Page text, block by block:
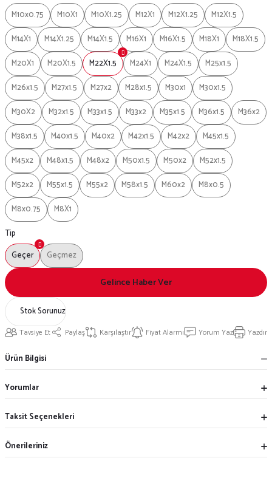
M10x0.75
M10X1 M10X1.25 M12X1 M12X1.25
M12X1.5
M14X1
M14X1.25 M14X1.5 M16X1 M16X1.5 M18X1
M18X1.5
M20X1
M20X1.5 M22X1.5 M24X1 M24X1.5
M25x1.5
M26x1.5
M27x1.5 M27x2 M28x1.5 M30x1
M30x1.5
M30X2
M32x1.5 M33x1.5 M33x2 M35x1.5 M36x1.5
M36x2
M38x1.5
M40x1.5 M40x2 M42x1.5 M42x2
M45x1.5
M45x2
M48x1.5 M48x2 M50x1.5 M50x2
M52x1.5
M52x2
M55x1.5 M55x2 M58x1.5 M60x2
M8x0.5
M8x0.75
M8X1
Tip
Geçer
Geçmez
Gelince Haber Ver
Stok Sorunuz
Tavsiye Et Paylaş Karşılaştır Fiyat Alarmı Yorum Yaz Yazdır
Ürün Bilgisi
Yorumlar
Taksit Seçenekleri
Önerileriniz